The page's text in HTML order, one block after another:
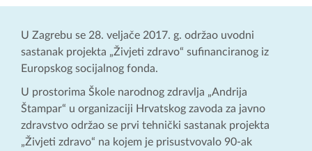
U Zagrebu se 28. veljače 2017. g. održao uvodni
sastanak projekta „Živjeti zdravo“ sufinanciranog iz
Europskog socijalnog fonda.
U prostorima Škole narodnog zdravlja „Andrija
Štampar“ u organizaciji Hrvatskog zavoda za javno
zdravstvo održao se prvi tehnički sastanak projekta
„Živjeti zdravo“ na kojem je prisustvovalo 90-ak